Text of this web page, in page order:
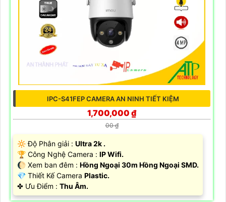
IPC-S41FEP CAMERA AN NINH TIẾT KIỆM
1,700,000 ₫
00 ₫
🔆 Độ Phân giải : Ultra 2k .
🏆 Công Nghệ Camera : IP Wifi.
🌔 Xem ban đêm : Hồng Ngoại 30m Hồng Ngoại SMD.
💎 Thiết Kế Camera Plastic.
️✤ Ưu Điểm : Thu Âm.